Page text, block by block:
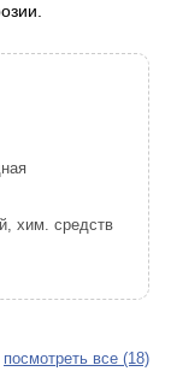
хим. средств
посмотреть все (18)